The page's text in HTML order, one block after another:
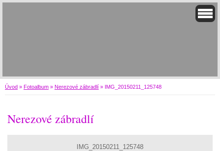
Úvod » Fotoalbum » Nerezové zábradlí » IMG_20150211_125748
Nerezové zábradlí
IMG_20150211_125748